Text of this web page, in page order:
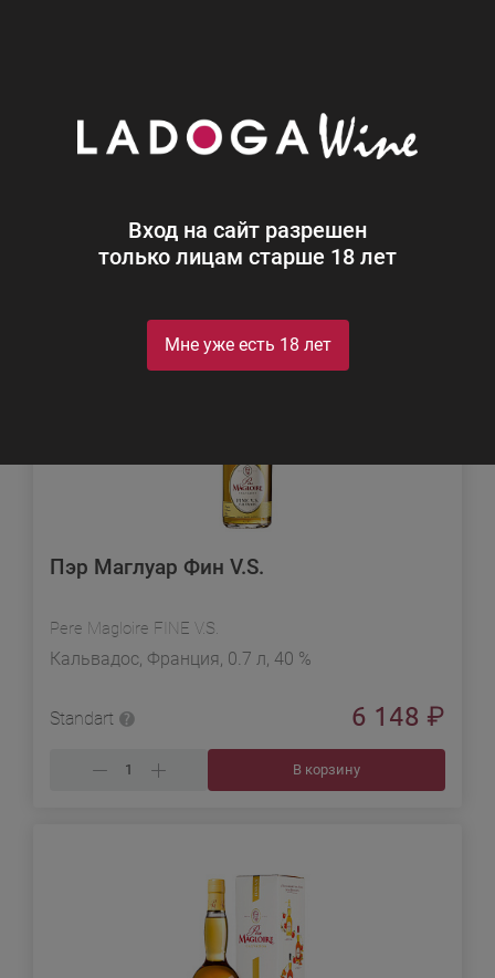
Вход на сайт разрешен
только лицам старше 18 лет
Мне уже есть 18 лет
Кальвадос
Сортировка
Пэр Маглуар Фин V.S.
Pere Magloire FINE V.S.
Кальвадос, Франция, 0.7 л, 40 %
Standart 6 148 ₽
В корзину